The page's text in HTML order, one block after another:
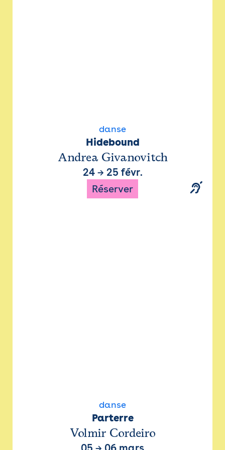
danse
Hidebound
Andrea Givanovitch
24→ 25 févr.
Réserver
danse
Parterre
Volmir Cordeiro